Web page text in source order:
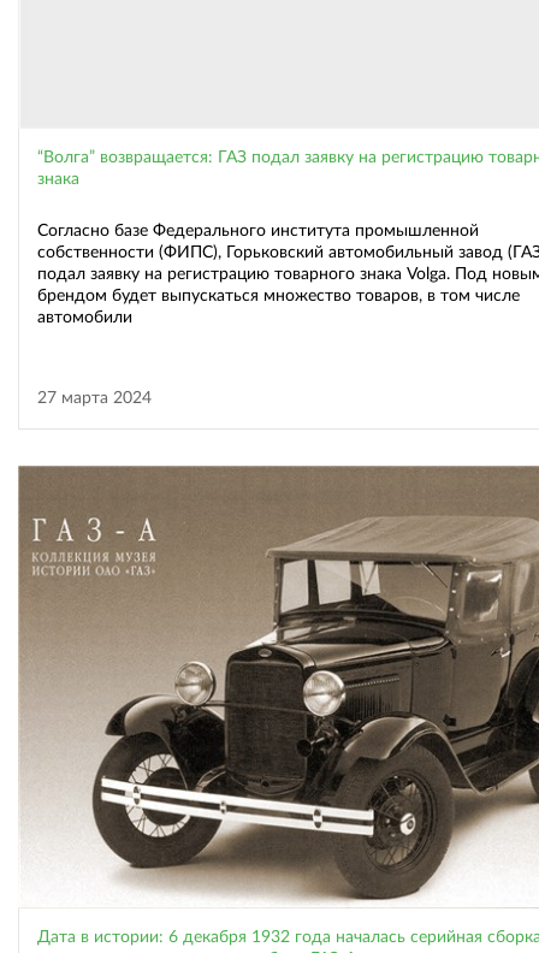
“Волга” возвращается: ГАЗ подал заявку на регистрацию
знака
Согласно базе Федерального института промышленной
собственности (ФИПС), Горьковский автомобильный завод
подал заявку на регистрацию товарного знака Volga. Под
брендом будет выпускаться множество товаров, в том числе
автомобили
27 марта 2024
Дата в истории: 6 декабря 1932 года началась серийная